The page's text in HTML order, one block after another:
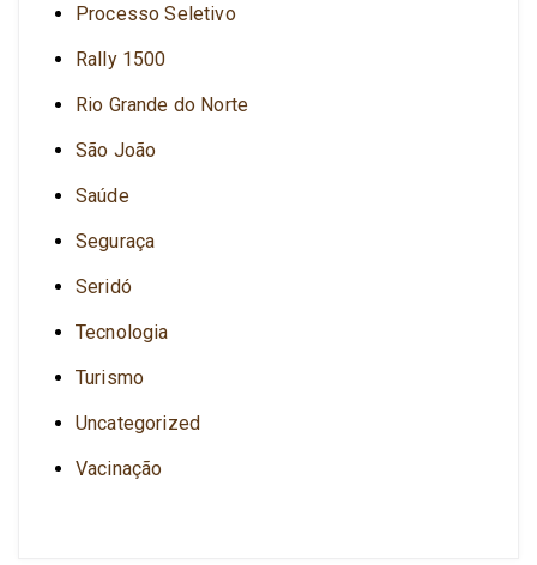
Processo Seletivo
Rally 1500
Rio Grande do Norte
São João
Saúde
Seguraça
Seridó
Tecnologia
Turismo
Uncategorized
Vacinação